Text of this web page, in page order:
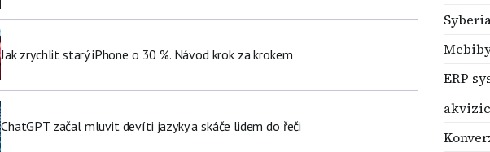
Jak zrychlit starý iPhone o 30 %. Návod krok za krokem
ChatGPT začal mluvit devíti jazyky a skáče lidem do řeči
ERP